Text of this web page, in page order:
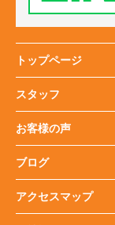
トップページ
スタッフ
お客様の声
ブログ
アクセスマップ